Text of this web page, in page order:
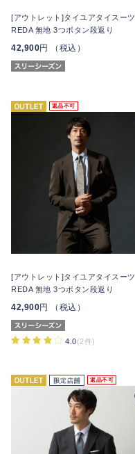
[アウトレット]タイユアタイスーツ
REDA 無地 3つボタン段返り
42,900円 （税込）
返品不可
[アウトレット]タイユアタイスーツ
REDA 無地 3つボタン段返り
42,900円 （税込）
4.0(2件)
返品不可